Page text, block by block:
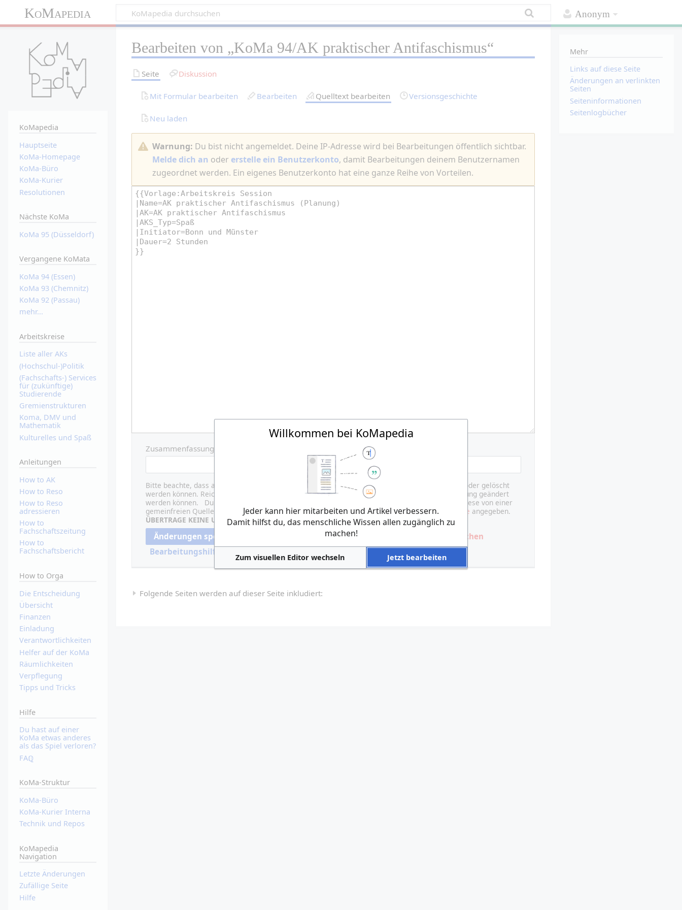
Anonym
KoMapedia
Bearbeiten von „KoMa 94/AK praktischer Antifaschismus“
Seite Diskussion
Mit Formular bearbeiten Bearbeiten Quelltext bearbeiten Versionsgeschichte
Neu laden
Warnung: Du bist nicht angemeldet. Deine IP-Adresse wird bei Bearbeitungen öffentlich sichtbar.
Melde dich an oder erstelle ein Benutzerkonto, damit Bearbeitungen deinem Benutzernamen
zugeordnet werden. Ein eigenes Benutzerkonto hat eine ganze Reihe von Vorteilen.
Zusammenfassung:
Bitte beachte, dass alle Beiträge zu KoMapedia von anderen Mitwirkenden bearbeitet, geändert oder gelöscht
werden können. Reiche hier keine Texte ein, falls du nicht möchtest, dass diese ohne Einschränkung geändert
werden können. Du bestätigst hiermit auch, dass du diese Texte selbst geschrieben hast oder diese von einer
gemeinfreien Quelle stammen. Weitere Einzelheiten sind auf der SeiteKoMapedia:Urheberrechte angegeben.
ÜBERTRAGE KEINE URHEBERRECHTLICH GESCHÜTZTEN INHALTE OHNE GENEHMIGUNG!
Abbrechen
Bearbeitungshilfe
Folgende Seiten werden auf dieser Seite inkludiert:
KoMapedia
Hauptseite
KoMa-Homepage
KoMa-Büro
KoMa-Kurier
Resolutionen
Nächste KoMa
KoMa 95 (Düsseldorf)
Vergangene KoMata
KoMa 94 (Essen)
KoMa 93 (Chemnitz)
KoMa 92 (Passau)
mehr...
Arbeitskreise
Liste aller AKs
(Hochschul-)Politik
(Fachschafts-) Services
für (zukünftige)
Studierende
Gremienstrukturen
Koma, DMV und
Mathematik
Kulturelles und Spaß
Anleitungen
How to AK
How to Reso
How to Reso
adressieren
How to
Fachschaftszeitung
How to
Fachschaftsbericht
How to Orga
Die Entscheidung
Übersicht
Finanzen
Einladung
Verantwortlichkeiten
Helfer auf der KoMa
Räumlichkeiten
Verpflegung
Tipps und Tricks
Hilfe
Du hast auf einer
KoMa etwas anderes
als das Spiel verloren?
FAℚ
KoMa-Struktur
KoMa-Büro
KoMa-Kurier Interna
Technik und Repos
KoMapedia
Navigation
Letzte Änderungen
Zufällige Seite
Hilfe
Mehr
Links auf diese Seite
Änderungen an verlinkten
Seiten
Seiten­­informationen
Seitenlogbücher
Willkommen bei KoMapedia
Jeder kann hier mitarbeiten und Artikel verbessern.
Damit hilfst du, das menschliche Wissen allen zugänglich zu
machen!
Zum visuellen Editor wechseln Jetzt bearbeiten